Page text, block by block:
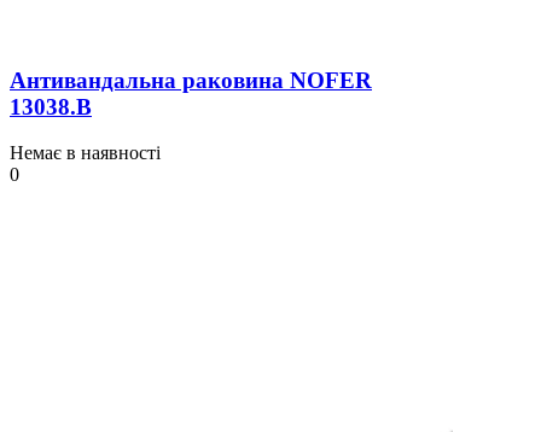
Антивандальна раковина NOFER
13038.В
Немає в наявності
0